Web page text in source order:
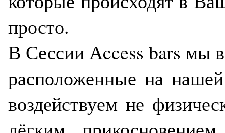
просто.
В Сессии Аccess bars мы
расположенные на
воздействуем не